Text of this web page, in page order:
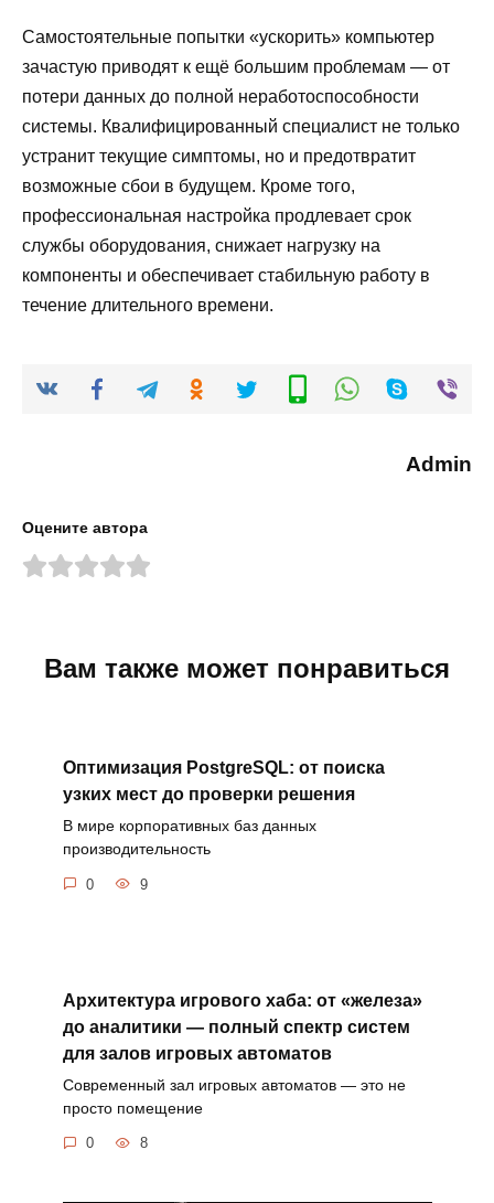
Самостоятельные попытки «ускорить» компьютер
зачастую приводят к ещё большим проблемам — от
потери данных до полной неработоспособности
системы. Квалифицированный специалист не только
устранит текущие симптомы, но и предотвратит
возможные сбои в будущем. Кроме того,
профессиональная настройка продлевает срок
службы оборудования, снижает нагрузку на
компоненты и обеспечивает стабильную работу в
течение длительного времени.
Admin
Оцените автора
Вам также может понравиться
Оптимизация PostgreSQL: от поиска
узких мест до проверки решения
В мире корпоративных баз данных
производительность
0 9
Архитектура игрового хаба: от «железа»
до аналитики — полный спектр систем
для залов игровых автоматов
Современный зал игровых автоматов — это не
просто помещение
0 8